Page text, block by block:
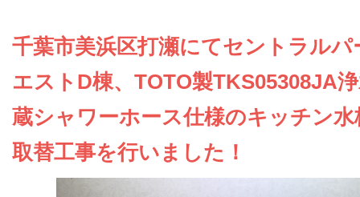
お問い合わせ
千葉市美浜区打瀬にてセントラルパ
エストD棟、TOTO製TKS05308JA
蔵シャワーホース仕様のキッチン水
取替工事を行いました！